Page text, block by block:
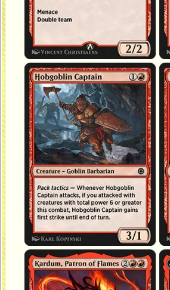
Capitaine hobgobeline
Kardum, Patron des flammes